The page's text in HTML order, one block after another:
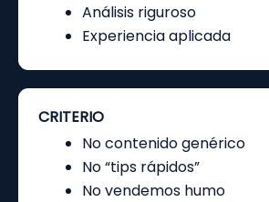
Análisis riguroso
Experiencia aplicada
CRITERIO
No contenido genérico
No “tips rápidos”
No vendemos humo